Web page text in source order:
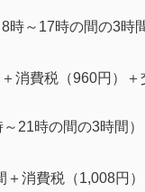
8時～17時の間の3時
消費税（960円）
21時の間の3時間）
＋消費税（1,008円